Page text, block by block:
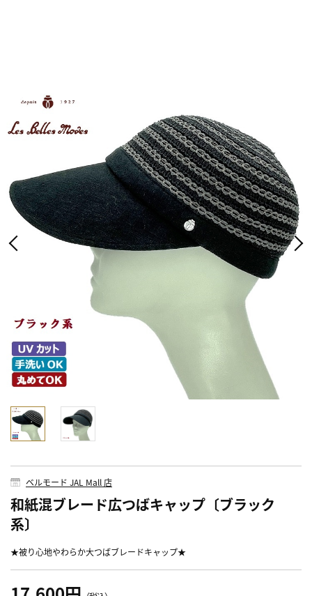
ベルモード JAL Mall 店
和紙混ブレード広つばキャップ〔ブラック
系〕
★被り心地やわらか大つばブレードキャップ★